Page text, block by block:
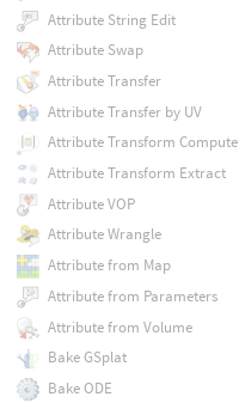
Attribute String Edit
Attribute Swap
Attribute Transfer
Attribute Transfer by UV
Attribute Transform Compute
Attribute Transform Extract
Attribute VOP
Attribute Wrangle
Attribute from Map
Attribute from Parameters
Attribute from Volume
Bake GSplat
Bake ODE